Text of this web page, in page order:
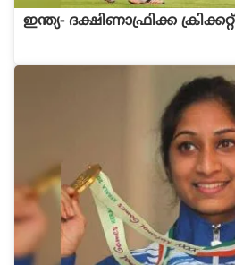
ഇന്ത്യ- ദക്ഷിണാഫ്രിക്ക